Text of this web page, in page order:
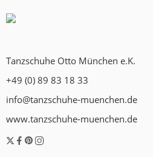
Tanzschuhe Otto München e.K.
+49 (0) 89 83 18 33
info@tanzschuhe-muenchen.de
www.tanzschuhe-muenchen.de